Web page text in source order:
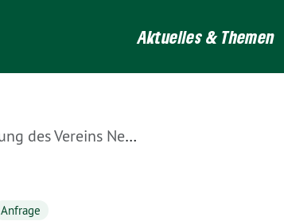
Aktuelles & Themen
diskriminierungsfreies Rheinland- Pfalz (NdRLP)
Anfrage